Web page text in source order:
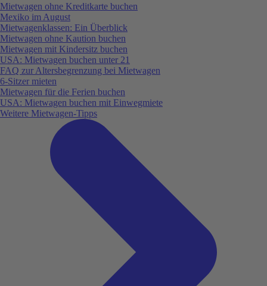
Mietwagen ohne Kreditkarte buchen
Mexiko im August
Mietwagenklassen: Ein Überblick
Mietwagen ohne Kaution buchen
Mietwagen mit Kindersitz buchen
USA: Mietwagen buchen unter 21
FAQ zur Altersbegrenzung bei Mietwagen
6-Sitzer mieten
Mietwagen für die Ferien buchen
USA: Mietwagen buchen mit Einwegmiete
Weitere Mietwagen-Tipps